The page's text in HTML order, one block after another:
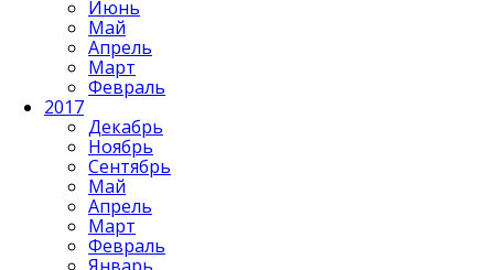
Июнь
Май
Апрель
Март
Февраль
2017
Декабрь
Ноябрь
Сентябрь
Май
Апрель
Март
Февраль